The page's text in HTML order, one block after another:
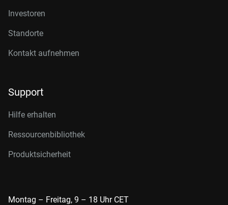
Investoren
Standorte
Kontakt aufnehmen
Support
Hilfe erhalten
Ressourcenbibliothek
Produktsicherheit
Montag – Freitag, 9 – 18 Uhr CET